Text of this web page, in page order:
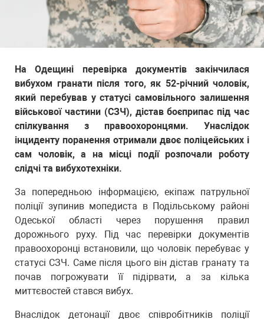
На Одещині перевірка документів закінчилася
вибухом гранати після того, як 52-річний чоловік,
який перебував у статусі самовільного залишення
військової частини (СЗЧ), дістав боєприпас під час
спілкування з правоохоронцями. Унаслідок
інциденту поранення отримали двоє поліцейських і
сам чоловік, а на місці події розпочали роботу
слідчі та вибухотехніки.
За попередньою інформацією, екіпаж патрульної
поліції зупинив мопедиста в Подільському районі
Одеської області через порушення правил
дорожнього руху. Під час перевірки документів
правоохоронці встановили, що чоловік перебуває у
статусі СЗЧ. Саме після цього він дістав гранату та
почав погрожувати її підірвати, а за кілька
миттєвостей стався вибух.
Внаслідок детонації двоє співробітників поліції